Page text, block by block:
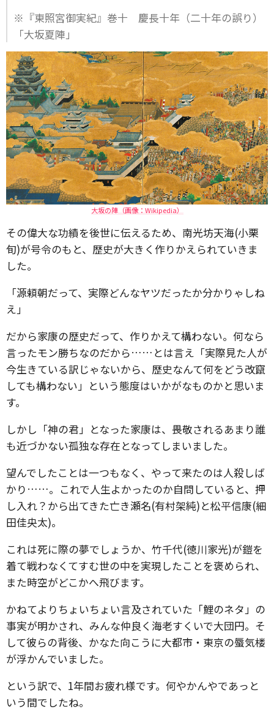
※『東照宮御実紀』巻十 慶長十年（二十年の誤り）
「大坂夏陣」
大坂の陣（画像：Wikipedia）
その偉大な功績を後世に伝えるため、南光坊天海(小栗
旬)が号令のもと、歴史が大きく作りかえられていきま
した。
「源頼朝だって、実際どんなヤツだったか分かりゃしね
え」
だから家康の歴史だって、作りかえて構わない。何なら
言ったモン勝ちなのだから……とは言え「実際見た人が
今生きている訳じゃないから、歴史なんて何をどう改竄
しても構わない」という態度はいかがなものかと思いま
す。
しかし「神の君」となった家康は、畏敬されるあまり誰
も近づかない孤独な存在となってしまいました。
望んでしたことは一つもなく、やって来たのは人殺しば
かり……。これで人生よかったのか自問していると、押
し入れ？から出てきた亡き瀬名(有村架純)と松平信康(細
田佳央太)。
これは死に際の夢でしょうか、竹千代(徳川家光)が鎧を
着て戦わなくてすむ世の中を実現したことを褒められ、
また時空がどこかへ飛びます。
かねてよりちょいちょい言及されていた「鯉のネタ」の
事実が明かされ、みんな仲良く海老すくいで大団円。そ
して彼らの背後、かなた向こうに大都市・東京の蜃気楼
が浮かんでいました。
という訳で、1年間お疲れ様です。何やかんやであっと
いう間でしたね。